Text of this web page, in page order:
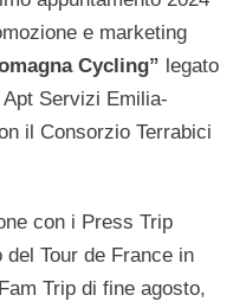
e marketing
Cycling” legato
Servizi Emilia-
il Consorzio Terrabici
con i Press Trip
del Tour de France in
Trip di fine agosto,